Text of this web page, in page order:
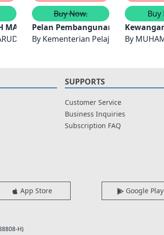
MALAYSIA : ASPEK PERUNDANGAN
AINUL JARIA MAIDIN, SAHARI
Buy Now.
Pelan Pembangunan Pendidikan
By Kementerian Pelajaran Malaysia
Buy
By
SUPPORTS
Customer Service
Business Inquiries
Subscription FAQ
App Store Google Play
H)